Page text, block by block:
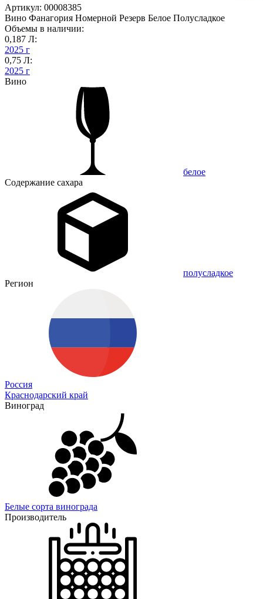
Артикул: 00008385
Вино Фанагория Номерной Резерв Белое Полусладкое
Объемы в наличии:
0,187 Л:
2025 г
0,75 Л:
2025 г
Вино
белое
Содержание сахара
полусладкое
Регион
Россия
Краснодарский край
Виноград
Белые сорта винограда
Производитель